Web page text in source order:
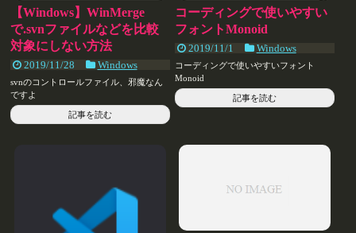
【Windows】WinMerge
で.svnファイルなどを比較
対象にしない方法
2019/11/28 Windows
svnのコントロールファイル、邪魔なん
ですよ
記事を読む
コーディングで使いやすい
フォントMonoid
2019/11/1 Windows
コーディングで使いやすいフォント
Monoid
記事を読む